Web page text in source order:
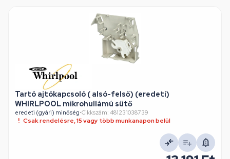
Tartó ajtókapcsoló ( alsó-felső) (eredeti)
WHIRLPOOL mikrohullámú sütő
eredeti (gyári) minőség•Cikkszám: 481231038739
Csak rendelésre, 15 vagy több munkanapon belül